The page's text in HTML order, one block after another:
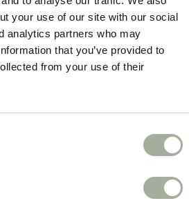
your use of our site with our social
analytics partners who may
that you’ve provided to
from your use of their
die goed past bij grotere
kaken.
smaak
met eend is de ideale
en functionaliteit. Perfect
of om je hond wat langer
en